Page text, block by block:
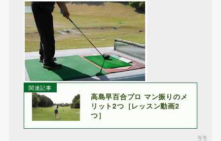
関連記事
高島早百合プロ マン振りのメ
リット2つ［レッスン動画2
つ］